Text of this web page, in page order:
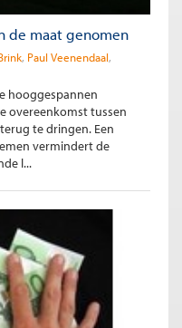
de maat genomen
Paul Veenendaal
hooggespannen
overeenkomst tussen
te dringen. Een
vermindert de
l...